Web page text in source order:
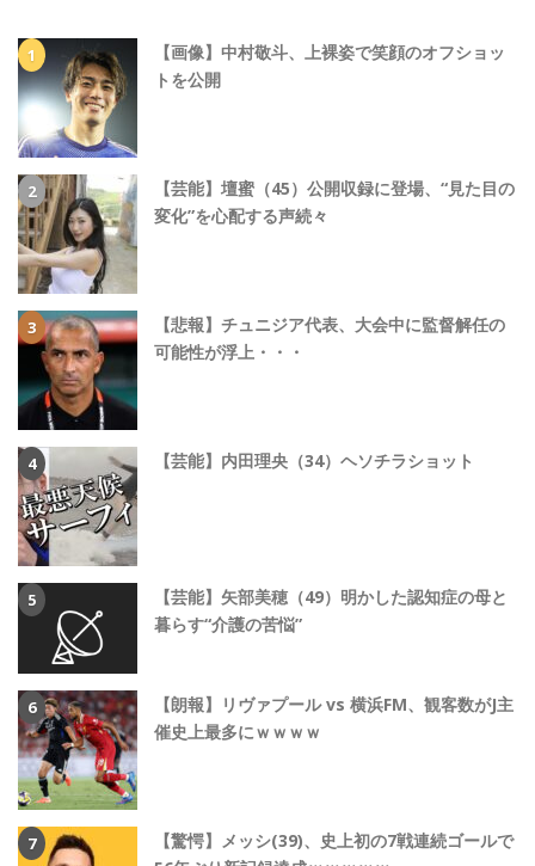
【画像】中村敬斗、上裸姿で笑顔のオフショッ
トを公開
【芸能】壇蜜（45）公開収録に登場、“見た目の
変化”を心配する声続々
【悲報】チュニジア代表、大会中に監督解任の
可能性が浮上・・・
【芸能】内田理央（34）ヘソチラショット
【芸能】矢部美穂（49）明かした認知症の母と
暮らす“介護の苦悩”
【朗報】リヴァプール vs 横浜FM、観客数がJ主
催史上最多にｗｗｗｗ
【驚愕】メッシ(39)、史上初の7戦連続ゴールで